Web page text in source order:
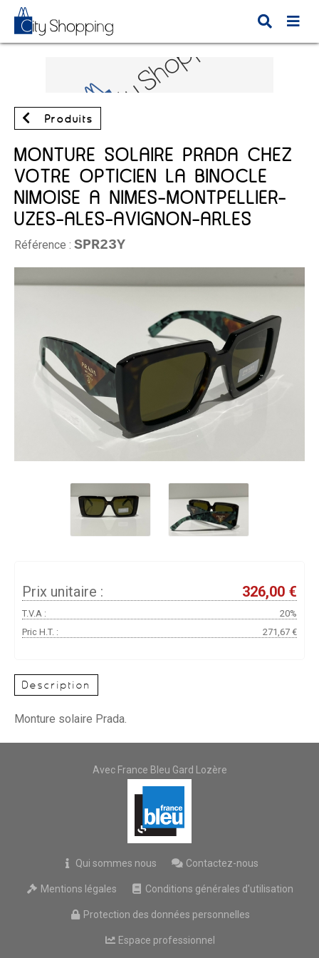
Produits
MONTURE SOLAIRE PRADA CHEZ
VOTRE OPTICIEN LA BINOCLE
NIMOISE A NIMES-MONTPELLIER-
UZES-ALES-AVIGNON-ARLES
Référence : SPR23Y
Prix unitaire : 326,00 €
T.V.A :
20%
Pric H.T. :
271,67 €
Description
Monture solaire Prada.
Avec France Bleu Gard Lozère
Qui sommes nous Contactez-nous
Mentions légales Conditions générales d'utilisation
Protection des données personnelles
Espace professionnel